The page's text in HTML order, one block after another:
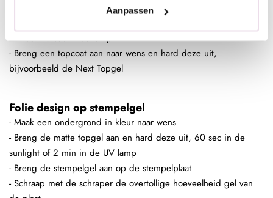
Aanpassen
- Poets het gewenste pigment met de fluffy brush in de plaklaag
- Fixeer 10 sec in de lamp
- Breng een topcoat aan naar wens en hard deze uit,
bijvoorbeeld de Next Topgel
Folie design op stempelgel
- Maak een ondergrond in kleur naar wens
- Breng de matte topgel aan en hard deze uit, 60 sec in de
sunlight of 2 min in de UV lamp
- Breng de stempelgel aan op de stempelplaat
- Schraap met de schraper de overtollige hoeveelheid gel van